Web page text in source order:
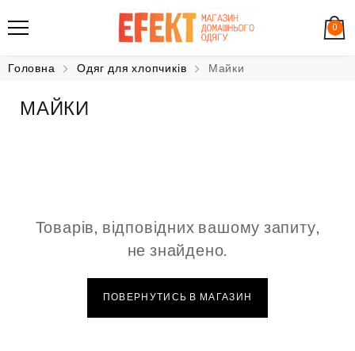
0
Головна Одяг для хлопчиків Майки
МАЙКИ
Товарів, відповідних вашому запиту,
не знайдено.
ПОВЕРНУТИСЬ В МАГАЗИН